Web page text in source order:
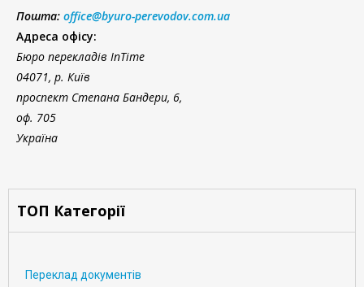
Пошта: office@byuro-perevodov.com.ua
Адреса офісу:
Бюро перекладів InTime
04071, р. Київ
проспект Степана Бандери, 6,
оф. 705
Україна
ТОП Категорії
Переклад документів